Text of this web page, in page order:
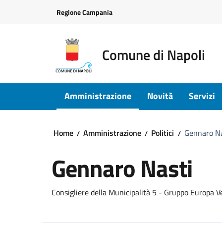
Regione Campania
Comune di Napoli
Amministrazione Novità Servizi
Home Amministrazione Politici Gennaro
Gennaro Nasti
Consigliere della Municipalità 5 - Gruppo Europa